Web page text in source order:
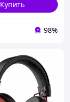
Купить
98%